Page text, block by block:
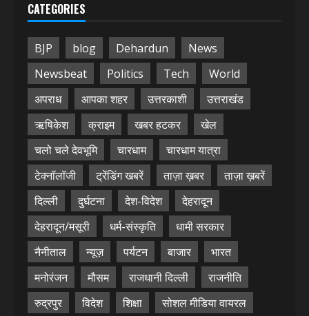
CATEGORIES
BJP blog Dehardun
News
Newsbeat
Politics Tech
World
अपराध
आपका शहर उत्तरकाशी
उत्तराखंड
ऋषिकेश
क्राइम खबर हटकर
खेल
चलो चले देवभूमि
चारधाम
चारधाम यात्रा
टेक्नॉलॉजी
ट्रेंडिंग खबरें ताज़ा ख़बर
ताज़ा ख़बरें
दिल्ली
दुर्घटना देश-विदेश
देहरादून
देहरादून/मसूरी
धर्म-संस्कृति
धामी सरकार
नैनीताल
न्यूज़ पर्यटन बाजार
भारत
मनोरंजन
मौसम राजधानी दिल्ली
राजनीति
रुद्रपुर
विदेश शिक्षा
सोशल मीडिया वायरल